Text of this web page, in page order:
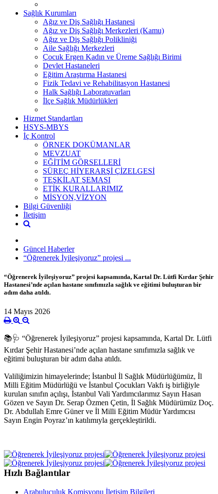
Sağlık Kurumları
Ağız ve Diş Sağlığı Hastanesi
Ağız ve Diş Sağlığı Merkezleri (Kamu)
Ağız ve Diş Sağlığı Polikliniği
Aile Sağlığı Merkezleri
Çocuk Ergen Kadın ve Üreme Sağlığı Birimi
Devlet Hastaneleri
Eğitim Araştırma Hastanesi
Fizik Tedavi ve Rehabilitasyon Hastanesi
Halk Sağlığı Laboratuvarları
İlçe Sağlık Müdürlükleri
Hizmet Standartları
HSYS-MBYS
İç Kontrol
ÖRNEK DOKÜMANLAR
MEVZUAT
EĞİTİM GÖRSELLERİ
SÜREÇ HİYERARŞİ ÇİZELGESİ
TEŞKİLAT ŞEMASI
ETİK KURALLARIMIZ
MİSYON,VİZYON
Bilgi Güvenliği
İletişim
Güncel Haberler
“Öğrenerek İyileşiyoruz” projesi ...
“Öğrenerek İyileşiyoruz” projesi kapsamında, Kartal Dr. Lütfi Kırdar Şehir
Hastanesi’nde açılan hastane sınıfımızla sağlık ve eğitimi buluşturan bir
adım daha atıldı.
14 Mayıs 2026
📚🩺 “Öğrenerek İyileşiyoruz” projesi kapsamında, Kartal Dr. Lütfi
Kırdar Şehir Hastanesi’nde açılan hastane sınıfımızla sağlık ve
eğitimi buluşturan bir adım daha atıldı.
Valiliğimizin himayelerinde; İstanbul İl Sağlık Müdürlüğümüz, İl
Milli Eğitim Müdürlüğü ve İstanbul Çocukları Vakfı iş birliğiyle
kurulan sınıfın açılışı, İstanbul Vali Yardımcılarımız Sayın Hasan
Gözen ve Sayın Dr. Serap Özmen Çetin, İl Sağlık Müdürümüz Doç.
Dr. Abdullah Emre Güner ve İl Milli Eğitim Müdür Yardımcısı
Sayın Engin Poyraz’ın katılımıyla gerçekleştirildi.
Hızlı Bağlantılar
Arabuluculuk Komisyonu İletişim Bilgileri